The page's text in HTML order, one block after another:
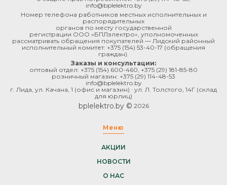
info@bplelektro.by
Номер телефона работников местных исполнительных и
распорядительных
органов по месту государственной
регистрации ООО «БПЛэлектро», уполномоченных
рассматривать обращения покупателей — Лидский районный
исполнительный комитет: +375 (154) 53-40-17 (обращения
граждан).
Заказы и консультации:
оптовый отдел: +375 (154) 600-460 +375 (29) 181-85-80
розничный магазин: +375 (29) 114-48-53
info@bplelektro.by
г. Лида, ул. Качана, 1 (офис и магазин) · ул. Л. Толстого, 14Г (склад
для юрлиц)
bplelektro.by © 2026
Меню
АКЦИИ
НОВОСТИ
О НАС